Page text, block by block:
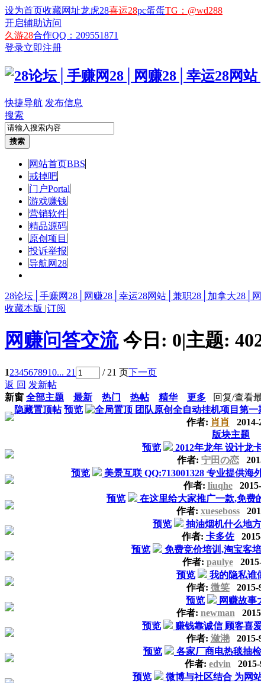
设为首页收藏网址龙虎28喜运28pc蛋蛋TG：@wd288
开启辅助访问
久游28合作QQ：209551871
登录立即注册
快捷导航 发布信息
搜索
搜索
网站首页BBS
戒掉吧
门户Portal
游戏赚钱
营销软件
精品源码
原创项目
投诉举报
导航网28
28论坛│手赚网28│网赚28│幸运28网站│兼职28│加拿大28│
收藏本版 |订阅
网赚问答交流 今日: 0|主题:
12345678910... 21 / 21 页下一页
返 回 发新帖
新窗 全部主题 最新 热门 热帖 精华 更多 回复/查看
隐藏置顶帖 预览 团队原创全自动挂机项目第一
作者: 肖肖 2014-
版块主题
预览
2012年龙年 设计龙
作者: 宁田の恋
预览
美景互联 QQ:713001328 专业提供
作者: liuqhe2015-
预览
在这里给大家推广一款,免费
作者: xueseboss
预览
抽油烟机什么地
作者: 卡多佐
预览
免费竞价培训,淘宝客
作者: paulye
预览
我的隐私谁
作者: 微笑2015-
预览
网赚故事
作者: newman
预览
赚钱靠诚信 顾客喜
作者: 潋滟2015-
预览
各家厂商电热毯抽
作者: edvin 2015-
预览
微博与社区结合 为网